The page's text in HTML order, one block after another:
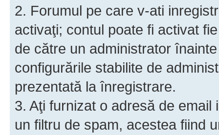
2. Forumul pe care v-ati
activaţi; contul poate fi activat
de către un administrator
configurările stabilite de
prezentată la înregistrare.
3. Aţi furnizat o adresă de
un filtru de spam, acestea fiind